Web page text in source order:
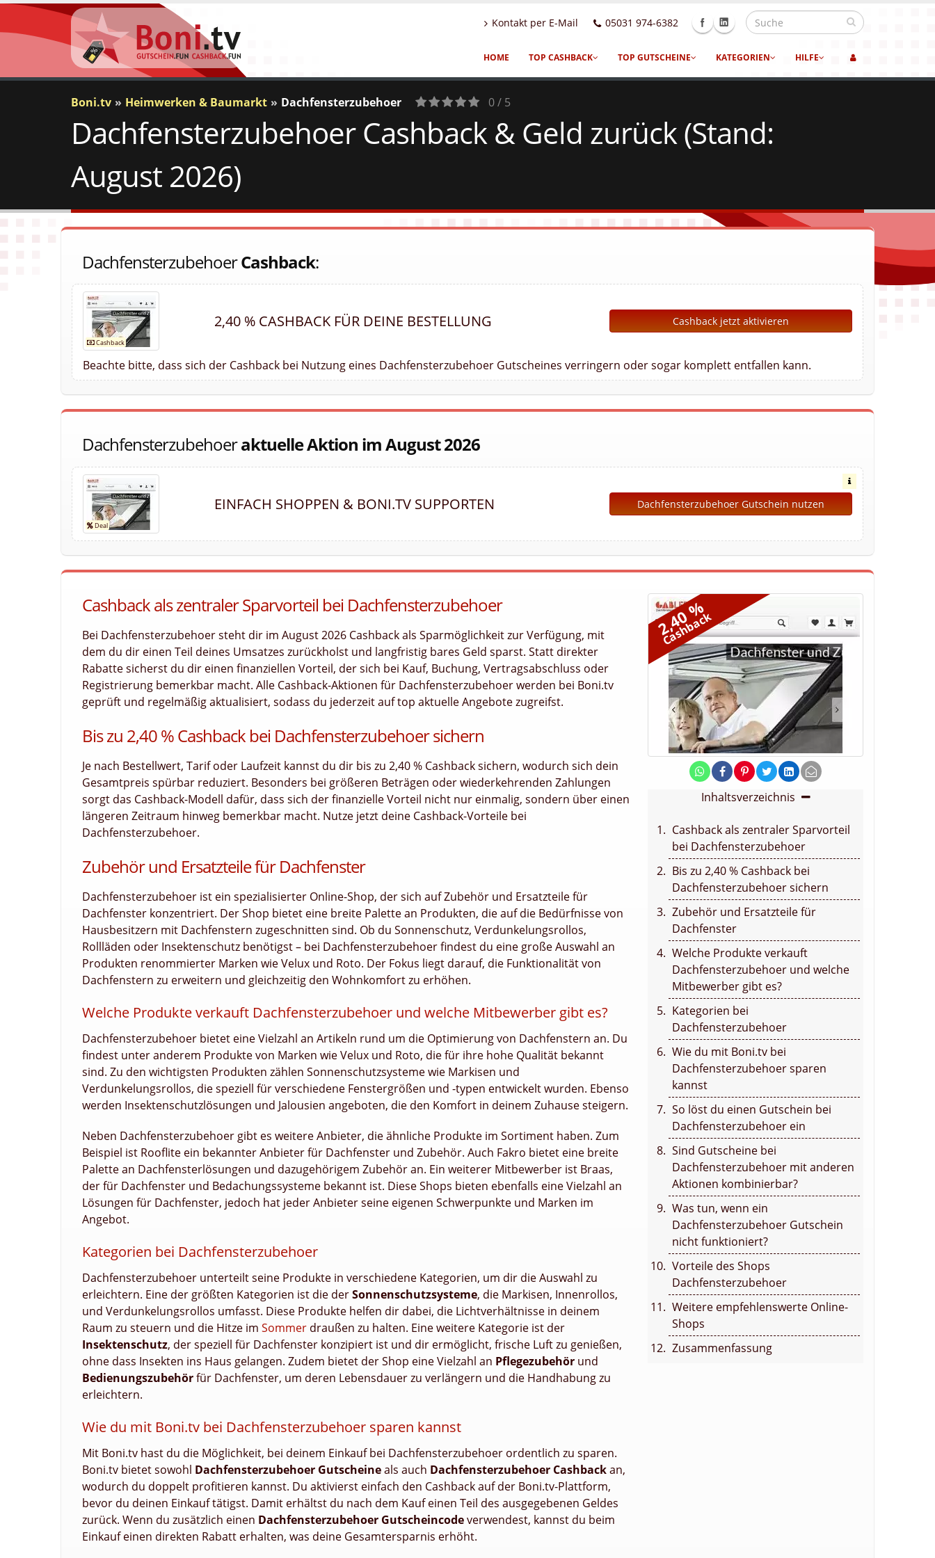
Kontakt per E-Mail 05031 974-6382
HOME TOP CASHBACK TOP GUTSCHEINE KATEGORIEN HILFE
Boni.tv Heimwerken & Baumarkt Dachfensterzubehoer
Votes
0 / 5
Dachfensterzubehoer Cashback & Geld zurück (Stand:
August 2026)
DachfensterzubehoerCashback:
2,40 % CASHBACK FÜR DEINE BESTELLUNG Cashback jetzt aktivieren
Beachte bitte, dass sich der Cashback bei Nutzung eines Dachfensterzubehoer Gutscheines verringern oder sogar komplett entfallen kann.
Dachfensterzubehoeraktuelle Aktion im August 2026
EINFACH SHOPPEN & BONI.TV SUPPORTEN Dachfensterzubehoer Gutschein nutzen
2,40 %
Cashback
Inhaltsverzeichnis
Cashback als zentraler Sparvorteil
bei Dachfensterzubehoer
Bis zu 2,40 % Cashback bei
Dachfensterzubehoer sichern
Zubehör und Ersatzteile für
Dachfenster
Welche Produkte verkauft
Dachfensterzubehoer und welche
Mitbewerber gibt es?
Kategorien bei
Dachfensterzubehoer
Wie du mit Boni.tv bei
Dachfensterzubehoer sparen
kannst
So löst du einen Gutschein bei
Dachfensterzubehoer ein
Sind Gutscheine bei
Dachfensterzubehoer mit anderen
Aktionen kombinierbar?
Was tun, wenn ein
Dachfensterzubehoer Gutschein
nicht funktioniert?
Vorteile des Shops
Dachfensterzubehoer
Weitere empfehlenswerte Online-
Shops
Zusammenfassung
Cashback als zentraler Sparvorteil bei Dachfensterzubehoer
Bei Dachfensterzubehoer steht dir im August 2026 Cashback als Sparmöglichkeit zur Verfügung, mit
dem du dir einen Teil deines Umsatzes zurückholst und langfristig bares Geld sparst. Statt direkter
Rabatte sicherst du dir einen finanziellen Vorteil, der sich bei Kauf, Buchung, Vertragsabschluss oder
Registrierung bemerkbar macht. Alle Cashback-Aktionen für Dachfensterzubehoer werden bei Boni.tv
geprüft und regelmäßig aktualisiert, sodass du jederzeit auf top aktuelle Angebote zugreifst.
Bis zu 2,40 % Cashback bei Dachfensterzubehoer sichern
Je nach Bestellwert, Tarif oder Laufzeit kannst du dir bis zu 2,40 % Cashback sichern, wodurch sich dein
Gesamtpreis spürbar reduziert. Besonders bei größeren Beträgen oder wiederkehrenden Zahlungen
sorgt das Cashback-Modell dafür, dass sich der finanzielle Vorteil nicht nur einmalig, sondern über einen
längeren Zeitraum hinweg bemerkbar macht. Nutze jetzt deine Cashback-Vorteile bei
Dachfensterzubehoer.
Zubehör und Ersatzteile für Dachfenster
Dachfensterzubehoer ist ein spezialisierter Online-Shop, der sich auf Zubehör und Ersatzteile für
Dachfenster konzentriert. Der Shop bietet eine breite Palette an Produkten, die auf die Bedürfnisse von
Hausbesitzern mit Dachfenstern zugeschnitten sind. Ob du Sonnenschutz, Verdunkelungsrollos,
Rollläden oder Insektenschutz benötigst – bei Dachfensterzubehoer findest du eine große Auswahl an
Produkten renommierter Marken wie Velux und Roto. Der Fokus liegt darauf, die Funktionalität von
Dachfenstern zu erweitern und gleichzeitig den Wohnkomfort zu erhöhen.
Welche Produkte verkauft Dachfensterzubehoer und welche Mitbewerber gibt es?
Dachfensterzubehoer bietet eine Vielzahl an Artikeln rund um die Optimierung von Dachfenstern an. Du
findest unter anderem Produkte von Marken wie Velux und Roto, die für ihre hohe Qualität bekannt
sind. Zu den wichtigsten Produkten zählen Sonnenschutzsysteme wie Markisen und
Verdunkelungsrollos, die speziell für verschiedene Fenstergrößen und -typen entwickelt wurden. Ebenso
werden Insektenschutzlösungen und Jalousien angeboten, die den Komfort in deinem Zuhause steigern.
Neben Dachfensterzubehoer gibt es weitere Anbieter, die ähnliche Produkte im Sortiment haben. Zum
Beispiel ist Rooflite ein bekannter Anbieter für Dachfenster und Zubehör. Auch Fakro bietet eine breite
Palette an Dachfensterlösungen und dazugehörigem Zubehör an. Ein weiterer Mitbewerber ist Braas,
der für Dachfenster und Bedachungssysteme bekannt ist. Diese Shops bieten ebenfalls eine Vielzahl an
Lösungen für Dachfenster, jedoch hat jeder Anbieter seine eigenen Schwerpunkte und Marken im
Angebot.
Kategorien bei Dachfensterzubehoer
Dachfensterzubehoer unterteilt seine Produkte in verschiedene Kategorien, um dir die Auswahl zu
erleichtern. Eine der größten Kategorien ist die derSonnenschutzsysteme, die Markisen, Innenrollos,
und Verdunkelungsrollos umfasst. Diese Produkte helfen dir dabei, die Lichtverhältnisse in deinem
Raum zu steuern und die Hitze im Sommer draußen zu halten. Eine weitere Kategorie ist der
Insektenschutz, der speziell für Dachfenster konzipiert ist und dir ermöglicht, frische Luft zu genießen,
ohne dass Insekten ins Haus gelangen. Zudem bietet der Shop eine Vielzahl an Pflegezubehör und
Bedienungszubehörfür Dachfenster, um deren Lebensdauer zu verlängern und die Handhabung zu
erleichtern.
Wie du mit Boni.tv bei Dachfensterzubehoer sparen kannst
Mit Boni.tv hast du die Möglichkeit, bei deinem Einkauf bei Dachfensterzubehoer ordentlich zu sparen.
Boni.tv bietet sowohl Dachfensterzubehoer Gutscheineals auch Dachfensterzubehoer Cashbackan,
wodurch du doppelt profitieren kannst. Du aktivierst einfach den Cashback auf der Boni.tv-Plattform,
bevor du deinen Einkauf tätigst. Damit erhältst du nach dem Kauf einen Teil des ausgegebenen Geldes
zurück. Wenn du zusätzlich einen Dachfensterzubehoer Gutscheincodeverwendest, kannst du beim
Einkauf einen direkten Rabatt erhalten, was deine Gesamtersparnis erhöht.